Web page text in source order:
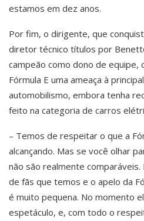
estamos em dez anos.
Por fim, o dirigente, que
diretor técnico títulos por
campeão como dono de equipe,
Fórmula E uma ameaça à
automobilismo, embora tenha
feito na categoria de carros
– Temos de respeitar o que a
alcançando. Mas se você olhar
não são realmente comparáveis.
de fãs que temos e o apelo da
é muito pequena. No momento
espetáculo, e, com todo o